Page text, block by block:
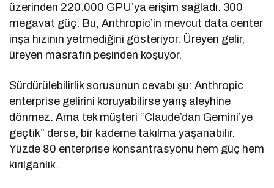
üzerinden 220.000 GPU’ya erişim sağladı. 300
megavat güç. Bu, Anthropic’in mevcut data center
inşa hızının yetmediğini gösteriyor. Üreyen gelir,
üreyen masrafın peşinden koşuyor.
Sürdürülebilirlik sorusunun cevabı şu: Anthropic
enterprise gelirini koruyabilirse yarış aleyhine
dönmez. Ama tek müşteri “Claude’dan Gemini’ye
geçtik” derse, bir kademe takılma yaşanabilir.
Yüzde 80 enterprise konsantrasyonu hem güç hem
kırılganlık.